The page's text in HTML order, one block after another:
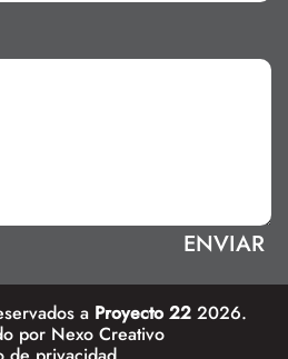
a Proyecto 22 2026.
por Nexo Creativo